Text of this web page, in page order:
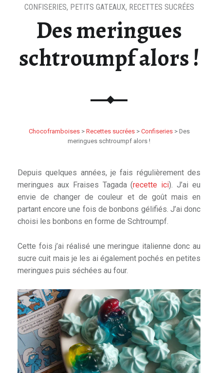
Des meringues
schtroumpf alors !
CONFISERIES, PETITS GATEAUX, RECETTES SUCRÉES
Chocoframboises> Recettes sucrées> Confiseries> Des
meringues schtroumpf alors !
Depuis quelques années, je fais régulièrement des
meringues aux Fraises Tagada (recette ici). J’ai eu
envie de changer de couleur et de goût mais en
partant encore une fois de bonbons gélifiés. J’ai donc
choisi les bonbons en forme de Schtroumpf.
Cette fois j’ai réalisé une meringue italienne donc au
sucre cuit mais je les ai également pochés en petites
meringues puis séchées au four.